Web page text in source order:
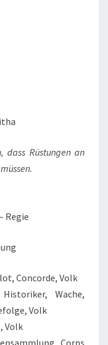
dass Rüstungen an
Regie
Concorde, Volk
Wache,
Volk
Volk
Corps